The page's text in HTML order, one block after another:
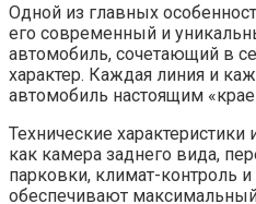
Одной из главных
его современный и
автомобиль, сочетающий в
характер. Каждая линия и
автомобиль настоящим
Технические
как камера заднего вида,
парковки, климат-контроль
обеспечивают